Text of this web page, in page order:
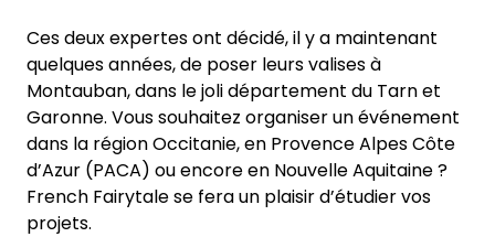
Ces deux expertes ont décidé, il y a maintenant
quelques années, de poser leurs valises à
Montauban, dans le joli département du Tarn et
Garonne. Vous souhaitez organiser un événement
dans la région Occitanie, en Provence Alpes Côte
d’Azur (PACA) ou encore en Nouvelle Aquitaine ?
French Fairytale se fera un plaisir d’étudier vos
projets.